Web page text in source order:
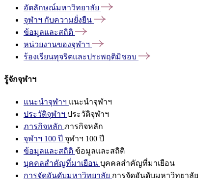
อัตลักษณ์มหาวิทยาลัย
จุฬาฯ กับความยั่งยืน
ข้อมูลและสถิติ
หน่วยงานของจุฬาฯ
ร้องเรียนทุจริตและประพฤติมิชอบ
รู้จักจุฬาฯ
แนะนำจุฬาฯ แนะนำจุฬาฯ
ประวัติจุฬาฯ ประวัติจุฬาฯ
ภารกิจหลัก ภารกิจหลัก
จุฬาฯ 100 ปี จุฬาฯ 100 ปี
ข้อมูลและสถิติ ข้อมูลและสถิติ
บุคคลสำคัญที่มาเยือน บุคคลสำคัญที่มาเยือน
การจัดอันดับมหาวิทยาลัย การจัดอันดับมหาวิทยาลัย